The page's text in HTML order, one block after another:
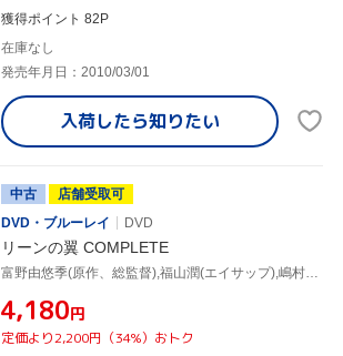
獲得ポイント 82P
在庫なし
発売年月日：2010/03/01
入荷したら知りたい
中古
店舗受取可
DVD・ブルーレイ
DVD
リーンの翼 COMPLETE
富野由悠季(原作、総監督),福山潤(エイサップ),嶋村侑(リュクス),工藤昌史(キャラクターデザイン),樋口康雄(音楽)
¥4,180円
定価より2,200円（34%）おトク